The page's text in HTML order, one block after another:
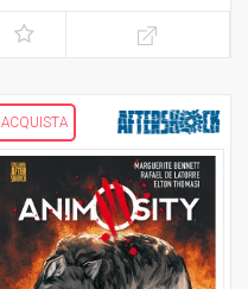
ACQUISTA